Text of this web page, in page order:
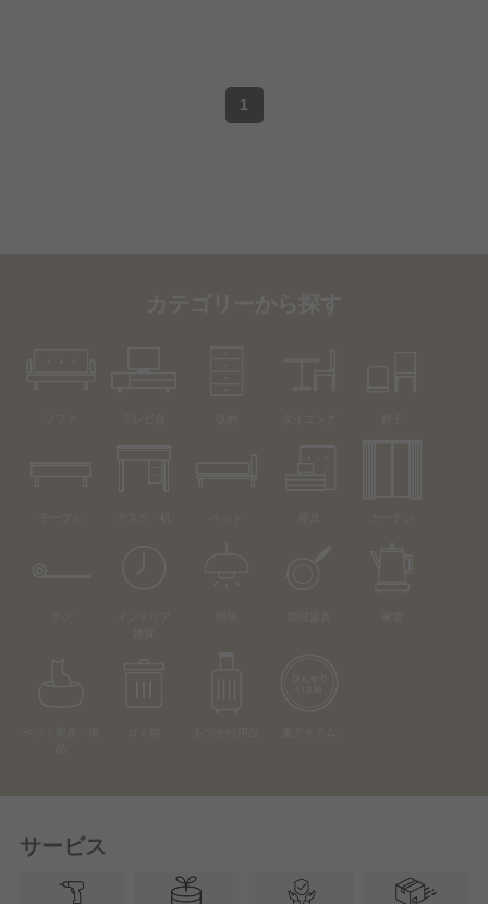
1
サービス